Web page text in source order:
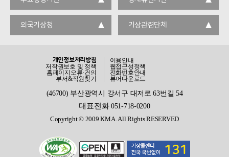
외국기상청 기상관련단체
개인정보처리방침
이용안내
저작권보호 및 정책
웹접근성정책
홈페이지오류·건의
전화번호안내
부서&직원찾기
뷰어다운로드
(46700) 부산광역시 강서구 대저로 63번길 54
대표전화051-718-0200
Copyright © 2009 KMA. All Rights RESERVED